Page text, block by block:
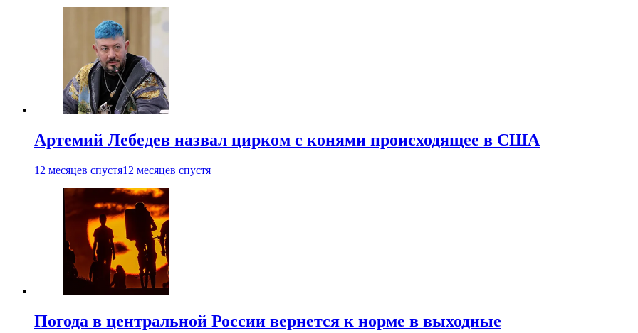
Артемий Лебедев назвал цирком с конями происходящее в США
12 месяцев спустя12 месяцев спустя
Погода в центральной России вернется к норме в выходные